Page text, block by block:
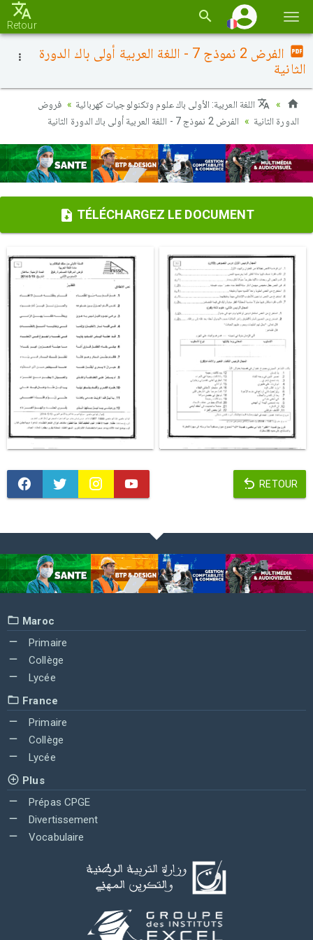
la
Retour
الفرض 2 نموذج 7 - اللغة العربية أولى باك الدورة
الثانية
اللغة العربية: الأولى باك علوم وتكنولوجيات كهربائية
فروض
الدورة الثانية
الفرض 2 نموذج 7 - اللغة العربية أولى باك الدورة الثانية
TÉLÉCHARGEZ LE DOCUMENT
RETOUR
Maroc
Primaire
Collège
Lycée
France
Primaire
Collège
Lycée
Plus
Prépas CPGE
Divertissement
Vocabulaire